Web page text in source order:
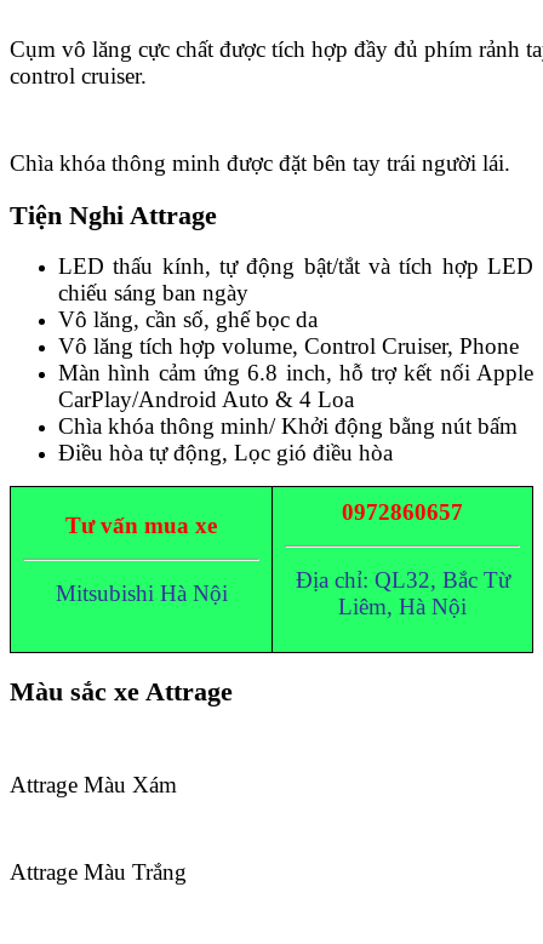
Cụm vô lăng cực chất được tích hợp đầy đủ phím rảnh
control cruiser.
Chìa khóa thông minh được đặt bên tay trái người lái.
Tiện Nghi Attrage
LED thấu kính, tự động bật/tắt và tích hợp LED
chiếu sáng ban ngày
Vô lăng, cần số, ghế bọc da
Vô lăng tích hợp volume, Control Cruiser, Phone
Màn hình cảm ứng 6.8 inch, hỗ trợ kết nối Apple
CarPlay/Android Auto & 4 Loa
Chìa khóa thông minh/ Khởi động bằng nút bấm
Điều hòa tự động, Lọc gió điều hòa
Tư vấn mua xe
Mitsubishi Hà Nội
0972860657
Địa chỉ: QL32, Bắc Từ
Liêm, Hà Nội
Màu sắc xe Attrage
Attrage Màu Xám
Attrage Màu Trắng